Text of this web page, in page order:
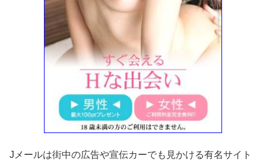
Jメールは街中の広告や宣伝カーでも見かける有名サイト